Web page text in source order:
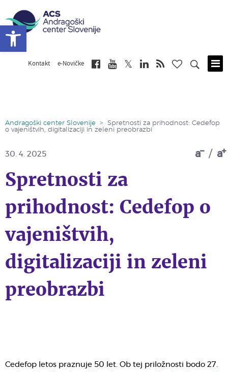
Kontakt e-Novičke
Andragoški center Slovenije >
Spretnosti za prihodnost: Cedefop
o vajeništvih, digitalizaciji in zeleni preobrazbi
a / a
30. 4. 2025
Spretnosti za
prihodnost: Cedefop o
vajeništvih,
digitalizaciji in zeleni
preobrazbi
Cedefop letos praznuje 50 let. Ob tej priložnosti bodo 27.
Open toolbar